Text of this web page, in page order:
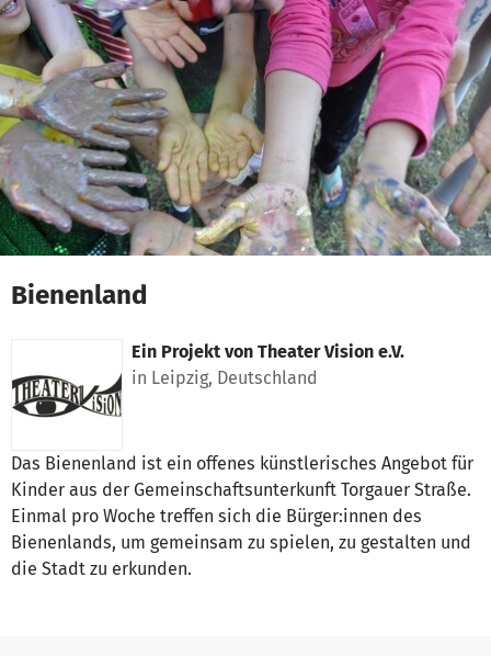
Zum Hauptinhalt springen
Erklärung zur Barrierefreiheit anzeigen
Bienenland
Ein Projekt von Theater Vision e.V.
in Leipzig, Deutschland
Das Bienenland ist ein offenes künstlerisches Angebot für
Kinder aus der Gemeinschaftsunterkunft Torgauer Straße.
Einmal pro Woche treffen sich die Bürger:innen des
Bienenlands, um gemeinsam zu spielen, zu gestalten und
die Stadt zu erkunden.